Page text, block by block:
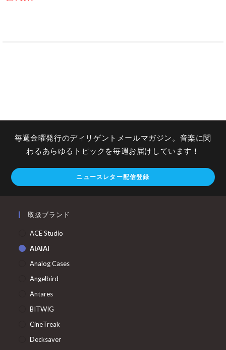
毎週金曜発行のディリゲントメールマガジン。音楽に関
わるあらゆるトピックを毎週お届けしています！
ニュースレター配信登録
取扱ブランド
ACE Studio
AIAIAI
Analog Cases
Angelbird
Antares
BITWIG
CineTreak
Decksaver